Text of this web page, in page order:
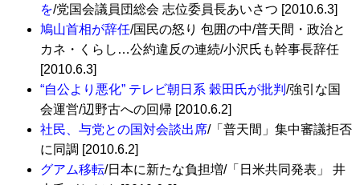
を/党国会議員団総会 志位委員長あいさつ [2010.6.3]
鳩山首相が辞任/国民の怒り 包囲の中/普天間・政治と
カネ・くらし…公約違反の連続/小沢氏も幹事長辞任
[2010.6.3]
“自公より悪化” テレビ朝日系 穀田氏が批判 /強引な国
会運営/辺野古への回帰 [2010.6.2]
社民、与党との国対会談出席/「普天間」集中審議拒否
に同調 [2010.6.2]
グアム移転/日本に新たな負担増/「日米共同発表」 井